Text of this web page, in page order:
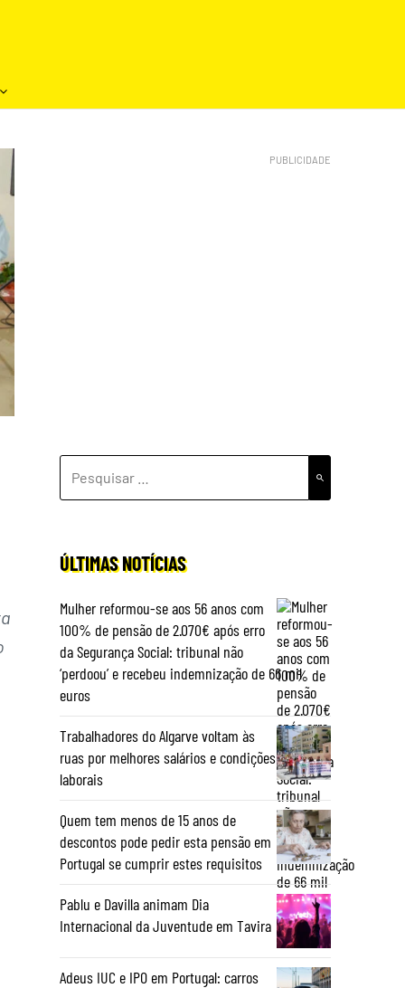
POR:
ÚLTIMAS NOTÍCIAS
Mulher reformou-se aos 56 anos com
100% de pensão de 2.070€ após erro
da Segurança Social: tribunal não
‘perdoou’ e recebeu indemnização de 66 mil
euros
Trabalhadores do Algarve voltam às
ruas por melhores salários e condições
laborais
Quem tem menos de 15 anos de
descontos pode pedir esta pensão em
Portugal se cumprir estes requisitos
Pablu e Davilla animam Dia
Internacional da Juventude em Tavira
Adeus IUC e IPO em Portugal: carros